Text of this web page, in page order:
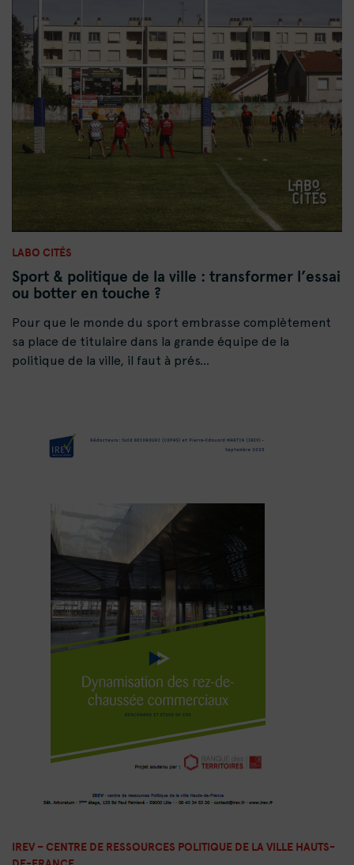
LABO CITÉS
Sport & politique de la ville : transformer l’essai
ou botter en touche ?
Pour que le monde du sport embrasse complètement
sa place de titulaire dans la grande équipe de la
politique de la ville, il faut à prés...
IREV – CENTRE DE RESSOURCES POLITIQUE DE LA VILLE HAUTS-